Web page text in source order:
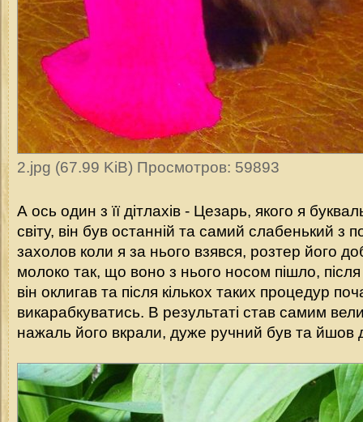
2.jpg (67.99 KiB) Просмотров: 59893
А ось один з її дітлахів - Цезарь, якого я
світу, він був останній та самий слабенький з
захолов коли я за нього взявся, розтер його
молоко так, що воно з нього носом пішло, після
він оклигав та після кількох таких процедур
викарабкуватись. В результаті став самим
нажаль його вкрали, дуже ручний був та йшов